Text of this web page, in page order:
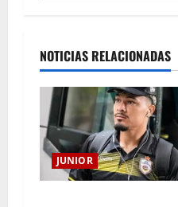
NOTICIAS RELACIONADAS
JUNIOR